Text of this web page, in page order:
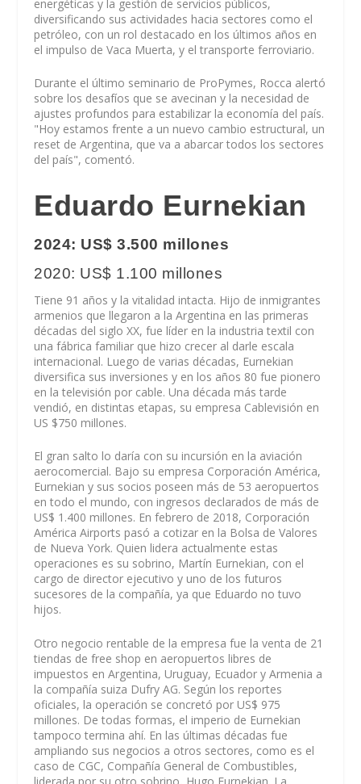
energéticas y la gestión de servicios públicos,
diversificando sus actividades hacia sectores como el
petróleo, con un rol destacado en los últimos años en
el impulso de Vaca Muerta, y el transporte ferroviario.
Durante el último seminario de ProPymes, Rocca alertó
sobre los desafíos que se avecinan y la necesidad de
ajustes profundos para estabilizar la economía del país.
"Hoy estamos frente a un nuevo cambio estructural, un
reset de Argentina, que va a abarcar todos los sectores
del país", comentó.
Eduardo Eurnekian
2024: US$ 3.500 millones
2020: US$ 1.100 millones
Tiene 91 años y la vitalidad intacta. Hijo de inmigrantes
armenios que llegaron a la Argentina en las primeras
décadas del siglo XX, fue líder en la industria textil con
una fábrica familiar que hizo crecer al darle escala
internacional. Luego de varias décadas, Eurnekian
diversifica sus inversiones y en los años 80 fue pionero
en la televisión por cable. Una década más tarde
vendió, en distintas etapas, su empresa Cablevisión en
US $750 millones.
El gran salto lo daría con su incursión en la aviación
aerocomercial. Bajo su empresa Corporación América,
Eurnekian y sus socios poseen más de 53 aeropuertos
en todo el mundo, con ingresos declarados de más de
US$ 1.400 millones. En febrero de 2018, Corporación
América Airports pasó a cotizar en la Bolsa de Valores
de Nueva York. Quien lidera actualmente estas
operaciones es su sobrino, Martín Eurnekian, con el
cargo de director ejecutivo y uno de los futuros
sucesores de la compañía, ya que Eduardo no tuvo
hijos.
Otro negocio rentable de la empresa fue la venta de 21
tiendas de free shop en aeropuertos libres de
impuestos en Argentina, Uruguay, Ecuador y Armenia a
la compañía suiza Dufry AG. Según los reportes
oficiales, la operación se concretó por US$ 975
millones. De todas formas, el imperio de Eurnekian
tampoco termina ahí. En las últimas décadas fue
ampliando sus negocios a otros sectores, como es el
caso de CGC, Compañía General de Combustibles,
liderada por su otro sobrino, Hugo Eurnekian. La